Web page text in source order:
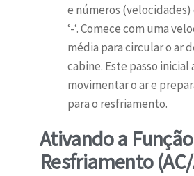
e números (velocidades)
‘-‘. Comece com uma
média para circular o ar
cabine. Este passo inicial
movimentar o ar e
para o resfriamento.
Ativando a
Resfriamento